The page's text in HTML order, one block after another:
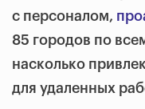
с персоналом,
85 городов по
насколько
для удаленных